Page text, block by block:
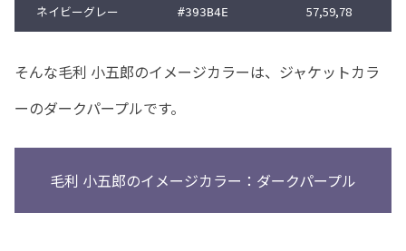
ネイビーグレー #393B4E 57,59,78
そんな毛利 小五郎のイメージカラーは、ジャケットカラ
ーのダークパープルです。
毛利 小五郎のイメージカラー：ダークパープル